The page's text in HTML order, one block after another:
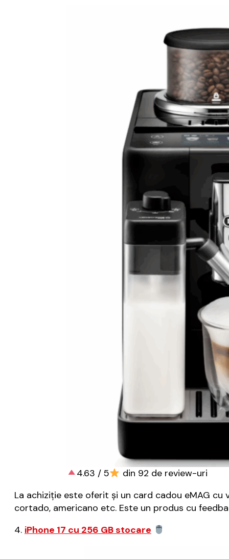
4.63 / 5
din 92 de review-uri
La achiziție este oferit și un card cadou eMAG
cortado, americano etc. Este un produs cu
4. iPhone 17 cu 256 GB stocare